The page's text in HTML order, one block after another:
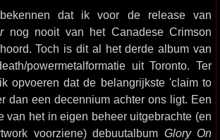
dat ik voor de release van
nog nooit van het Canadese Crimson
Toch is dit al het derde album van
powermetalformatie uit Toronto. Ter
opvoeren dat de belangrijkste 'claim to
dan een decennium achter ons ligt. Een
van het in eigen beheer uitgebrachte (en
voorziene) debuutalbum Glory On